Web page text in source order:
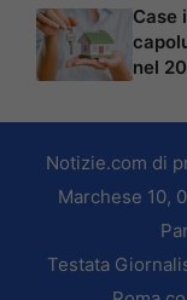
Case
nel
Notizie.com di
Marchese 10,
Testata